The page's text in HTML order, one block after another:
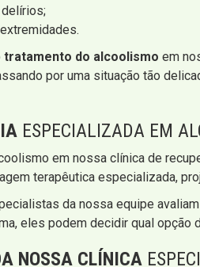
tratamento do alcoolismo em
por uma situação tão
ESPECIALIZADA EM
em nossa clínica de
terapêutica especializada,
da nossa equipe
eles podem decidir qual opção
NOSSA CLÍNICA